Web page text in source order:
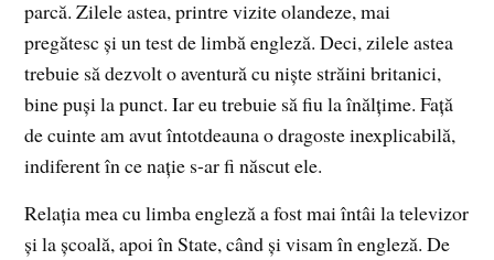
parcă. Zilele astea, printre vizite olandeze, mai
pregătesc şi un test de limbă engleză. Deci, zilele astea
trebuie să dezvolt o aventură cu nişte străini britanici,
bine puşi la punct. Iar eu trebuie să fiu la înălţime. Faţă
de cuinte am avut întotdeauna o dragoste inexplicabilă,
indiferent în ce naţie s-ar fi născut ele.
Relaţia mea cu limba engleză a fost mai întâi la televizor
şi la şcoală, apoi în State, când şi visam în engleză. De